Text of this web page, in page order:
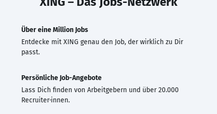
Über eine Million Jobs
Entdecke mit XING genau den Job, der wirklich zu Dir
passt.
Persönliche Job-Angebote
Lass Dich finden von Arbeitgebern und über 20.000
Recruiter·innen.